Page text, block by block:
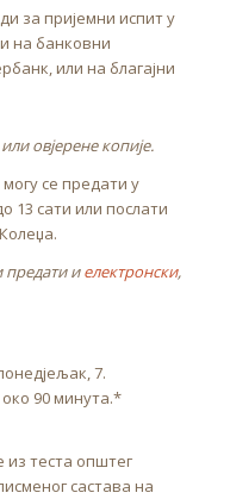
за пријемни испит у
на банковни
или на благајни
овјерене копије.
се предати у
13 сати или послати
предати и електронски,
7.
око 90 минута.*
из теста општег
састава на